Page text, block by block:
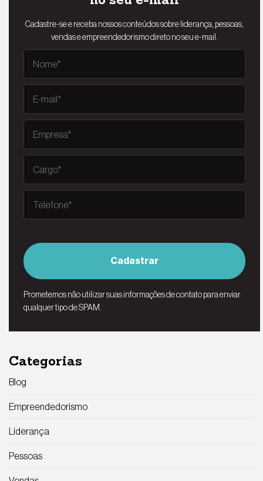
Cadastre-se e receba nossos conteúdos sobre liderança, pessoas,
vendas e empreendedorismo direto no seu e-mail.
Cadastrar
Prometemos não utilizar suas informações de contato para enviar
qualquer tipo de SPAM.
Categorias
Blog
Empreendedorismo
Liderança
Pessoas